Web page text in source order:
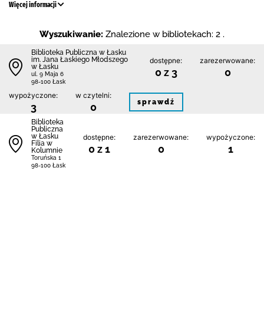
Więcej informacji
Wyszukiwanie: Znalezione w bibliotekach: 2 .
Biblioteka Publiczna w Łasku
im. Jana Łaskiego Młodszego
w Łasku
ul. 9 Maja 6
98-100 Łask
dostępne:
0 z 3
zarezerwowane:
0
wypożyczone:
3
w czytelni:
0 sprawdź
Biblioteka
Publiczna
w Łasku
Filia w
Kolumnie
Toruńska 1
98-100 Łask
dostępne:
0 z 1
zarezerwowane:
0
wypożyczone:
1